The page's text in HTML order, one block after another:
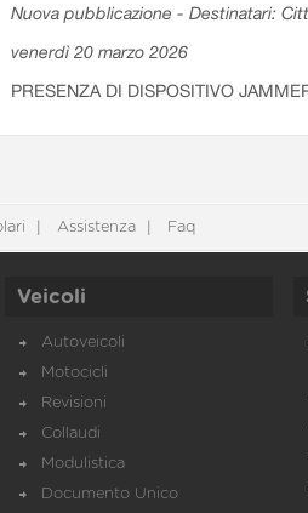
Nuova pubblicazione - Destinatari:
venerdì 20 marzo 2026
PRESENZA DI DISPOSITIVO
Assistenza Faq
Veicoli
Autoveicoli
Motocicli
Revisioni
Collaudi
Modulistica
Documento Unico